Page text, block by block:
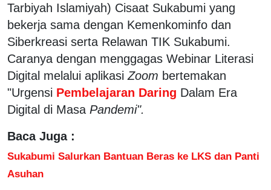
Tarbiyah Islamiyah) Cisaat Sukabumi yang
bekerja sama dengan Kemenkominfo dan
Siberkreasi serta Relawan TIK Sukabumi.
Caranya dengan menggagas Webinar Literasi
Digital melalui aplikasi Zoom bertemakan
"Urgensi Pembelajaran Daring Dalam Era
Digital di Masa Pandemi".
Baca Juga :
Sukabumi Salurkan Bantuan Beras ke LKS dan Panti
Asuhan